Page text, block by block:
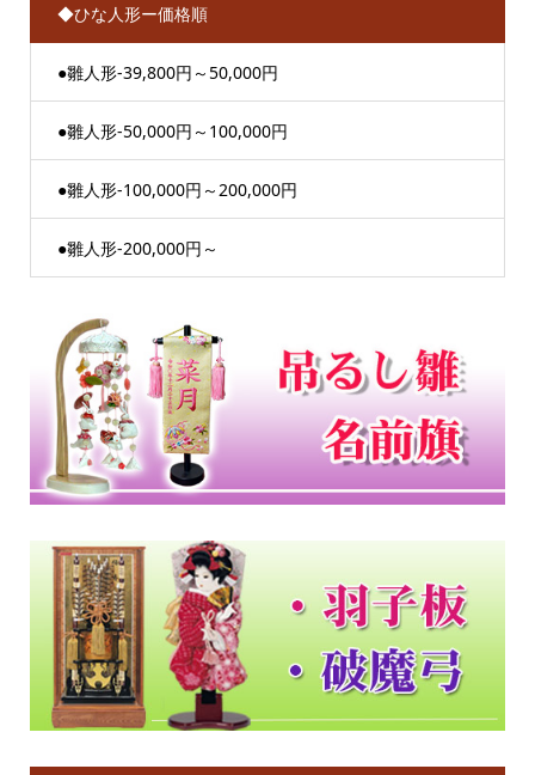
◆ひな人形ー価格順
●雛人形-39,800円～50,000円
●雛人形-50,000円～100,000円
●雛人形-100,000円～200,000円
●雛人形-200,000円～